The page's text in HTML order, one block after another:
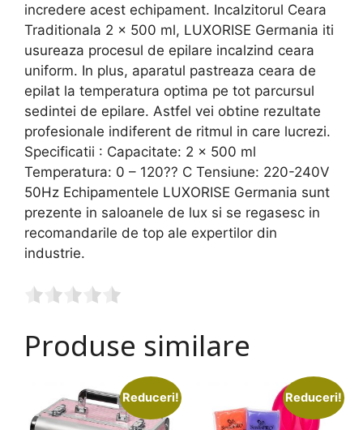
incredere acest echipament. Incalzitorul Ceara
Traditionala 2 x 500 ml, LUXORISE Germania iti
usureaza procesul de epilare incalzind ceara
uniform. In plus, aparatul pastreaza ceara de
epilat la temperatura optima pe tot parcursul
sedintei de epilare. Astfel vei obtine rezultate
profesionale indiferent de ritmul in care lucrezi.
Specificatii : Capacitate: 2 x 500 ml
Temperatura: 0 – 120?? C Tensiune: 220-240V
50Hz Echipamentele LUXORISE Germania sunt
prezente in saloanele de lux si se regasesc in
recomandarile de top ale expertilor din
industrie.
Produse similare
Reduceri! Reduceri!